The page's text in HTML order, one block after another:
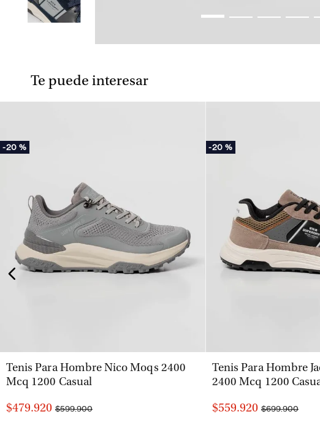
Te puede interesar
-20 %
VISTA RÁPIDA
Tenis Para Hombre Nico Moqs 2400
Mcq 1200 Casual
$479.920 $599.900
-20 %
VISTA
Tenis Para Hombre
2400 Mcq 1200
$559.920 $699.900